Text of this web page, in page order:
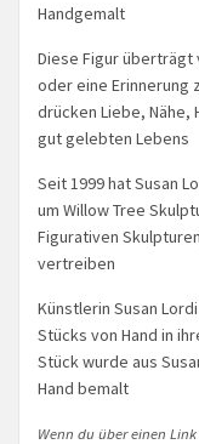
Handgemalt
Diese Figur überträgt
oder eine Erinnerung
drücken Liebe, Nähe,
gut gelebten Lebens
Seit 1999 hat Susan
um Willow Tree
Figurativen
vertreiben
Künstlerin Susan
Stücks von Hand in
Stück wurde aus
Hand bemalt
Wenn du über einen